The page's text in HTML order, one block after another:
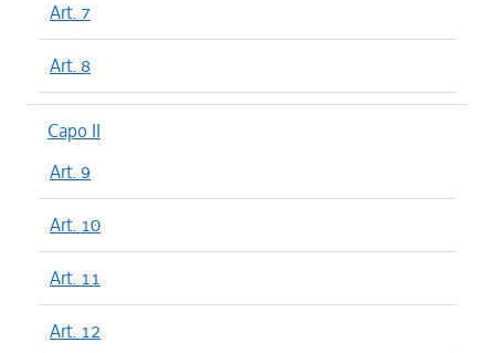
Art. 7
Art. 8
Capo II
Art. 9
Art. 10
Art. 11
Art. 12